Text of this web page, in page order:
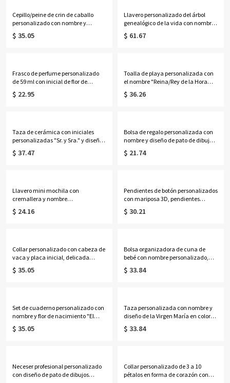
Cepillo/peine de crin de caballo
personalizado con nombre y
retrato, kit de aseo para caballos de
madera, regalo de
$ 35.05
Llavero personalizado del árbol
genealógico de la vida con nombres
de 1 a 13 niños
$ 61.67
Frasco de perfume personalizado
de 59 ml con inicial de flor de
nacimiento y efecto nácar,
recuerdo para despedida de soltera,
$ 22.95
Toalla de playa personalizada con
el nombre "Reina/Rey de la Hora
Feliz" para parejas, toalla de
piscina de microfibra de secado
$ 36.26
Taza de cerámica con iniciales
personalizadas "Sr. y Sra." y diseño
floral en forma de corazón,
multicolor, 355 ml (12 oz), ideal
$ 37.47
Bolsa de regalo personalizada con
nombre y diseño de pato de dibujos
animados, con lazo, bolsa de playa
transparente de PVC, recuerdo de
$ 21.74
Llavero mini mochila con
cremallera y nombre
personalizado, estuche
organizador de auriculares de
$ 24.16
Pendientes de botón personalizados
con mariposa 3D, pendientes
delicados de plata de ley 925,
regalos de cumpleaños/Día de la
$ 30.21
Collar personalizado con cabeza de
vaca y placa inicial, delicada
joyería occidental de inspiración
navajo, regalo de
$ 35.05
Bolsa organizadora de cuna de
bebé con nombre personalizado,
bolsa de almacenamiento colgante
de algodón para guardería, bolsillo
$ 33.84
Set de cuaderno personalizado con
nombre y flor de nacimiento "El
Nuevo Capítulo", cuaderno A5 de
piel sintética y bolígrafo, regalo de
$ 35.05
Taza personalizada con nombre y
diseño de la Virgen María en color
lavanda, taza de cerámica bicolor
de 325 ml/444 ml para café o té con
$ 33.84
Neceser profesional personalizado
con diseño de pato de dibujos
Collar personalizado de 3 a 10
pétalos en forma de corazón con